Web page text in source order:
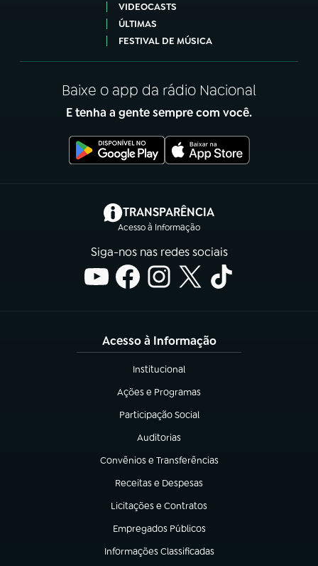
VIDEOCASTS
ÚLTIMAS
FESTIVAL DE MÚSICA
Baixe o app da rádio Nacional
E tenha a gente sempre com você.
TRANSPARÊNCIA
Acesso à Informação
(abre em nova aba)
Siga-nos nas redes sociais
Acesso à Informação
Institucional
(abre em nova aba)
Ações e Programas
(abre em nova aba)
Participação Social
(abre em nova aba)
Auditorias
(abre em nova aba)
Convênios e Transferências
(abre em nova aba)
Receitas e Despesas
(abre em nova aba)
Licitações e Contratos
(abre em nova aba)
Empregados Públicos
(abre em nova aba)
Informações Classificadas
(abre em nova aba)